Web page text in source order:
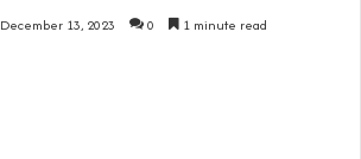
December 13, 2023 0 1 minute read